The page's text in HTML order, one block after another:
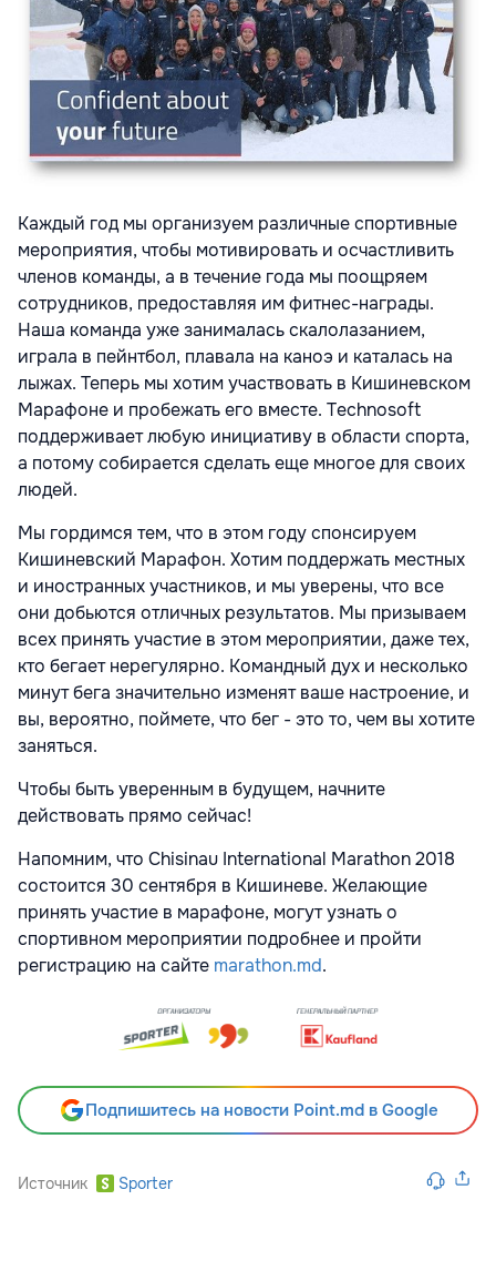
Каждый год мы организуем различные спортивные
мероприятия, чтобы мотивировать и осчастливить
членов команды, а в течение года мы поощряем
сотрудников, предоставляя им фитнес-награды.
Наша команда уже занималась скалолазанием,
играла в пейнтбол, плавала на каноэ и каталась на
лыжах. Теперь мы хотим участвовать в Кишиневском
Марафоне и пробежать его вместе. Technosoft
поддерживает любую инициативу в области спорта,
а потому собирается сделать еще многое для своих
людей.
Мы гордимся тем, что в этом году спонсируем
Кишиневский Марафон. Хотим поддержать местных
и иностранных участников, и мы уверены, что все
они добьются отличных результатов. Мы призываем
всех принять участие в этом мероприятии, даже тех,
кто бегает нерегулярно. Командный дух и несколько
минут бега значительно изменят ваше настроение, и
вы, вероятно, поймете, что бег - это то, чем вы хотите
заняться.
Чтобы быть уверенным в будущем, начните
действовать прямо сейчас!
Напомним, что Chisinau International Marathon 2018
состоится 30 сентября в Кишиневе. Желающие
принять участие в марафоне, могут узнать о
спортивном мероприятии подробнее и пройти
регистрацию на сайте marathon.md.
Подпишитесь на новости Point.md в Google
Источник Sporter